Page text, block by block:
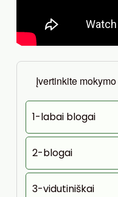
Įvertinkite
1-labai blogai
2-blogai
3-vidutiniškai